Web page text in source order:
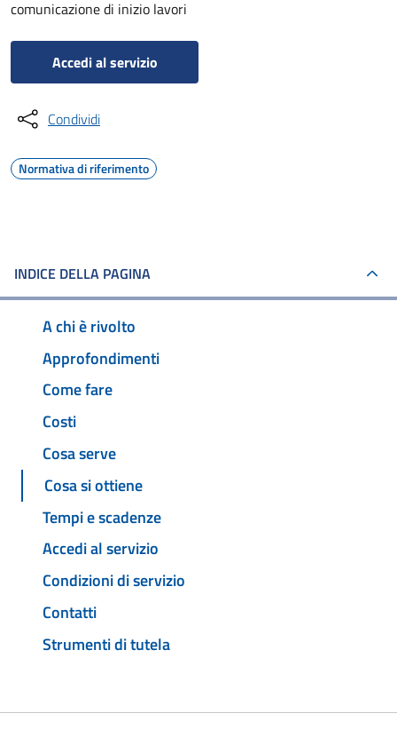
comunicazione di inizio lavori
Accedi al servizio
Condividi
Normativa di riferimento
INDICE DELLA PAGINA
A chi è rivolto
Approfondimenti
Come fare
Costi
Cosa serve
Cosa si ottiene
Tempi e scadenze
Accedi al servizio
Condizioni di servizio
Contatti
Strumenti di tutela